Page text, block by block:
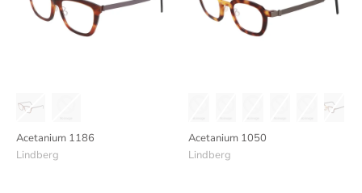
Acetanium 1186
Lindberg
Acetanium 1050
Lindberg